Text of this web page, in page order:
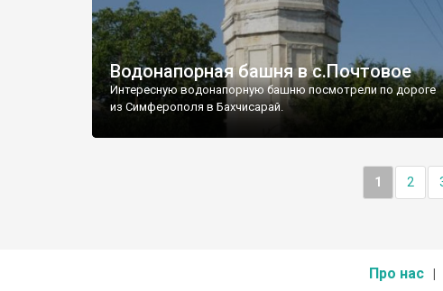
Водонапорная башня в с.Почтовое
Интересную водонапорную башню посмотрели по дороге
из Симферополя в Бахчисарай.
1 2
Про нас